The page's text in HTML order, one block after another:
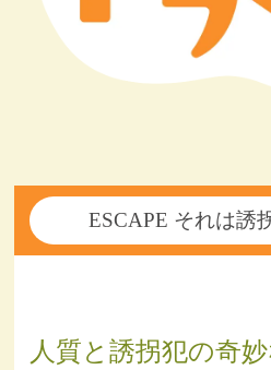
ESCAPE それは誘
人質と誘拐犯の奇